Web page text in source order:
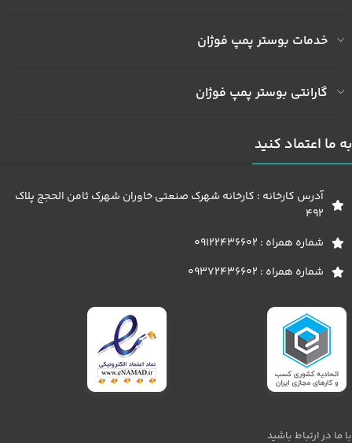
خدمات بوستر پمپ فوژان
گارانتی بوستر پمپ فوژان
به ما اعتماد کنید
آدرس کارخانه : کارخانه شهرک صنعتی خاوران شهرک ثامن الحجج پلاک
492
شماره همراه : 09122436602
شماره همراه : 09372436602
با ما در ارتباط باشید